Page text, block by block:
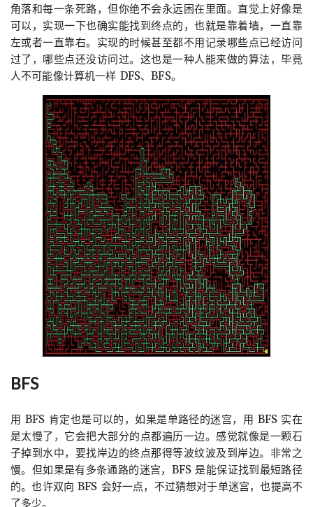
角落和每一条死路，但你绝不会永远困在里面。直觉上好像是
可以，实现一下也确实能找到终点的，也就是靠着墙，一直靠
左或者一直靠右。实现的时候甚至都不用记录哪些点已经访问
过了，哪些点还没访问过。这也是一种人能来做的算法，毕竟
人不可能像计算机一样 DFS、BFS。
BFS
用 BFS 肯定也是可以的，如果是单路径的迷宫，用 BFS 实在
是太慢了，它会把大部分的点都遍历一边。感觉就像是一颗石
子掉到水中，要找岸边的终点那得等波纹波及到岸边。非常之
慢。但如果是有多条通路的迷宫，BFS 是能保证找到最短路径
的。也许双向 BFS 会好一点，不过猜想对于单迷宫，也提高不
了多少。